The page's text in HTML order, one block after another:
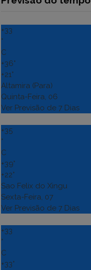
+33
°
C
+36°
+21°
Altamira (Para)
Quinta-Feira, 06
Ver Previsão de 7 Dias
+35
°
C
+39°
+22°
Sao Felix do Xingu
Sexta-Feira, 07
Ver Previsão de 7 Dias
+33
°
C
+33°